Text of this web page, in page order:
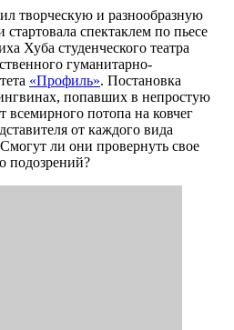
творческую и разнообразную
спектаклем по пьесе
Хуба студенческого театра
гуманитарно-
«Профиль». Постановка
попавших в непростую
потопа на ковчег
от каждого вида
ли они провернуть свое
подозрений?